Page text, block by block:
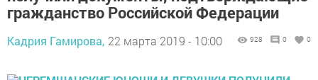
гражданство Российской Федерации
Кадрия Гамирова, 22 марта 2019 - 10:00 928 0 0